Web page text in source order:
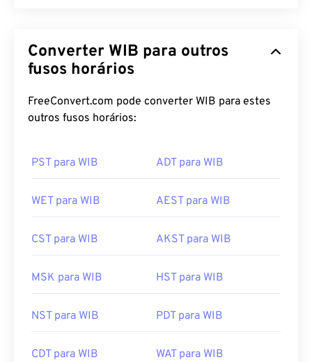
Converter WIB para outros
fusos horários
FreeConvert.com pode converter WIB para estes
outros fusos horários:
PST para WIB ADT para WIB
WET para WIB AEST para WIB
CST para WIB AKST para WIB
MSK para WIB HST para WIB
NST para WIB PDT para WIB
CDT para WIB WAT para WIB